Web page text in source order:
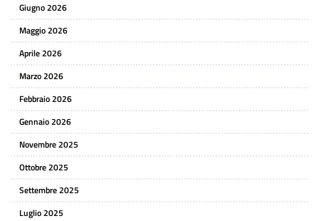
Giugno 2026
Maggio 2026
Aprile 2026
Marzo 2026
Febbraio 2026
Gennaio 2026
Novembre 2025
Ottobre 2025
Settembre 2025
Luglio 2025